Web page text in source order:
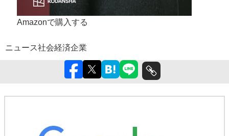
Amazonで購入する
ニュース社会経済企業